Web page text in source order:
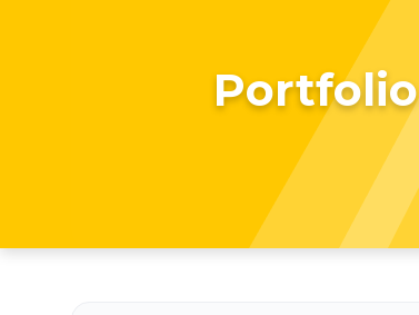
Portfolio